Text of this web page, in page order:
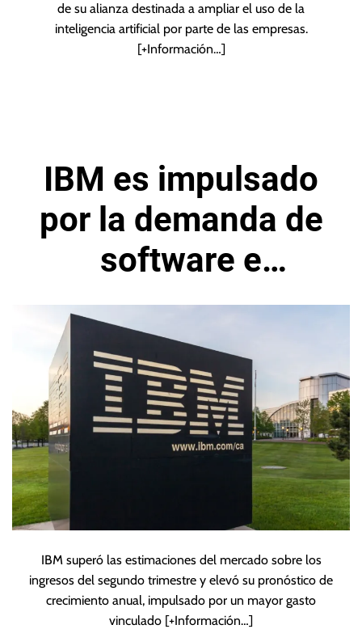
de su alianza destinada a ampliar el uso de la
inteligencia artificial por parte de las empresas.
[+Información…]
IBM es impulsado
por la demanda de
software e
inteligencia
artificial
IBM superó las estimaciones del mercado sobre los
ingresos del segundo trimestre y elevó su pronóstico de
crecimiento anual, impulsado por un mayor gasto
vinculado [+Información…]